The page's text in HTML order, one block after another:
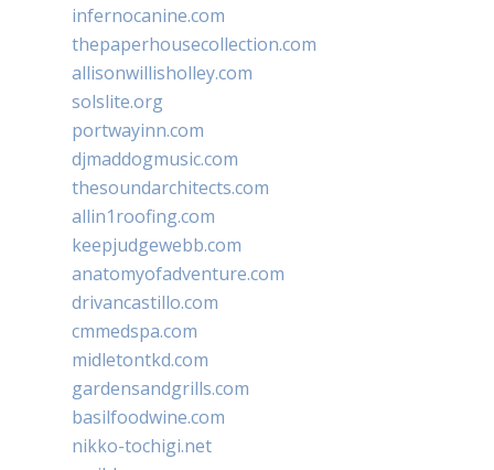
infernocanine.com
thepaperhousecollection.com
allisonwillisholley.com
solslite.org
portwayinn.com
djmaddogmusic.com
thesoundarchitects.com
allin1roofing.com
keepjudgewebb.com
anatomyofadventure.com
drivancastillo.com
cmmedspa.com
midletontkd.com
gardensandgrills.com
basilfoodwine.com
nikko-tochigi.net